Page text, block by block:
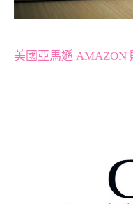
美國亞馬遜 AMAZON